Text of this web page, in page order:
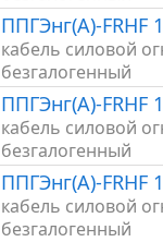
ППГЭнг(А)-FRHF
кабель силовой
безгалогенный
ППГЭнг(А)-FRHF
кабель силовой
безгалогенный
ППГЭнг(А)-FRHF
кабель силовой
безгалогенный